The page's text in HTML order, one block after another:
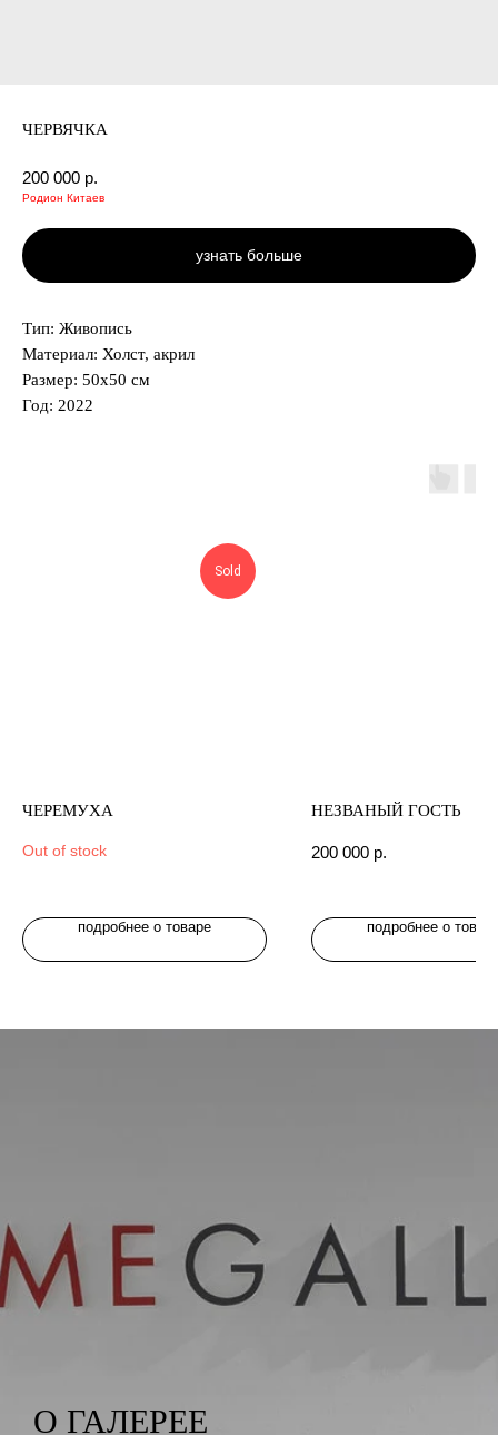
ЧЕРВЯЧКА
200 000 р.
Родион Китаев
узнать больше
Тип: Живопись
Материал: Холст, акрил
Размер: 50х50 см
Год: 2022
Sold
ЧЕРЕМУХА
Out of stock
подробнее о товаре
НЕЗВАНЫЙ ГОСТЬ
200 000 р.
подробнее о
О ГАЛЕРЕЕ